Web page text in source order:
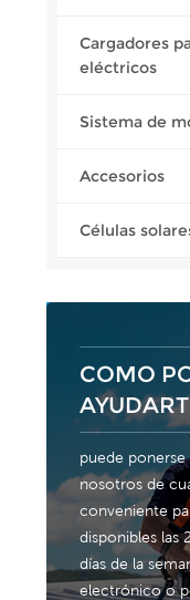
Cargadores
eléctricos
Sistema de
Accesorios
Células
COMO
puede
nosotros de
conveniente
disponibles las
días de la
electrónico o